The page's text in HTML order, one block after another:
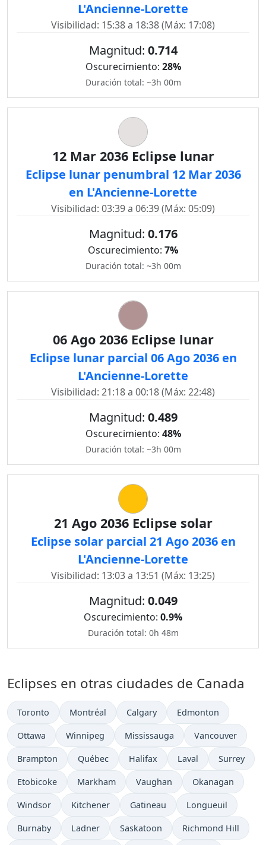
L'Ancienne-Lorette
Visibilidad: 15:38 a 18:38 (Máx: 17:08)
Magnitud: 0.714
Oscurecimiento: 28%
Duración total: ~3h 00m
12 Mar 2036 Eclipse lunar
Eclipse lunar penumbral 12 Mar 2036
en L'Ancienne-Lorette
Visibilidad: 03:39 a 06:39 (Máx: 05:09)
Magnitud: 0.176
Oscurecimiento: 7%
Duración total: ~3h 00m
06 Ago 2036 Eclipse lunar
Eclipse lunar parcial 06 Ago 2036 en
L'Ancienne-Lorette
Visibilidad: 21:18 a 00:18 (Máx: 22:48)
Magnitud: 0.489
Oscurecimiento: 48%
Duración total: ~3h 00m
21 Ago 2036 Eclipse solar
Eclipse solar parcial 21 Ago 2036 en
L'Ancienne-Lorette
Visibilidad: 13:03 a 13:51 (Máx: 13:25)
Magnitud: 0.049
Oscurecimiento: 0.9%
Duración total: 0h 48m
Eclipses en otras ciudades de Canada
Toronto Montréal Calgary Edmonton
Ottawa Winnipeg Mississauga Vancouver
Brampton Québec Halifax Laval Surrey
Etobicoke Markham Vaughan Okanagan
Windsor Kitchener Gatineau Longueuil
Burnaby Ladner Saskatoon Richmond Hill